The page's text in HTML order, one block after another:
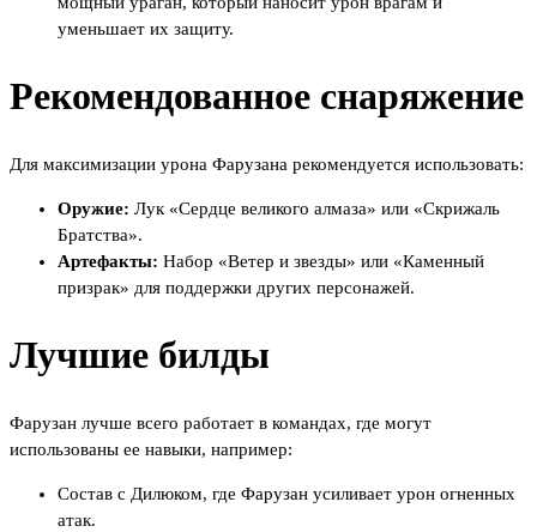
уменьшает их защиту.
Рекомендованное снаряжение
Для максимизации урона Фарузана рекомендуется использовать:
Оружие: Лук «Сердце великого алмаза» или «Скрижаль
Братства».
Артефакты: Набор «Ветер и звезды» или «Каменный
призрак» для поддержки других персонажей.
Лучшие билды
Фарузан лучше всего работает в командах, где могут
использованы ее навыки, например:
Состав с Дилюком, где Фарузан усиливает урон огненных
атак.